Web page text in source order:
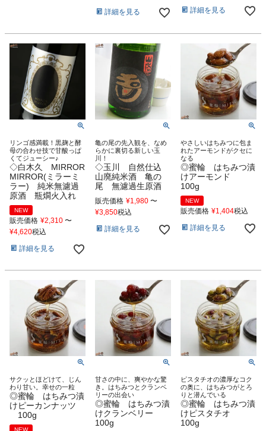
詳細を見る 詳細を見る
リンゴ感満載！黒麹と酵
母の合わせ技で甘酸っぱ
くてジューシー♪
◇白木久 MIRROR
MIRROR(ミラーミ
ラー) 純米無濾過
原酒 瓶燗火入れ
NEW
販売価格 ¥2,310 〜
¥4,620税込
詳細を見る
亀の尾の先入観を、なめ
らかに裏切る新しい玉
川！
◇玉川 自然仕込
山廃純米酒 亀の
尾 無濾過生原酒
販売価格 ¥1,980 〜
¥3,850税込
詳細を見る
やさしいはちみつに包ま
れたアーモンドがクセに
なる
◎蜜輪 はちみつ漬
けアーモンド
100g
NEW
販売価格 ¥1,404税込
詳細を見る
サクッとほどけて、じん
わり甘い。幸せの一粒
◎蜜輪 はちみつ漬
けピーカンナッツ
100g
NEW
甘さの中に、爽やかな驚
き。はちみつとクランベ
リーの出会い
◎蜜輪 はちみつ漬
けクランベリー
100g
ピスタチオの濃厚なコク
の奥に、はちみつがとろ
りと潜んでいる
◎蜜輪 はちみつ漬
けピスタチオ
100g